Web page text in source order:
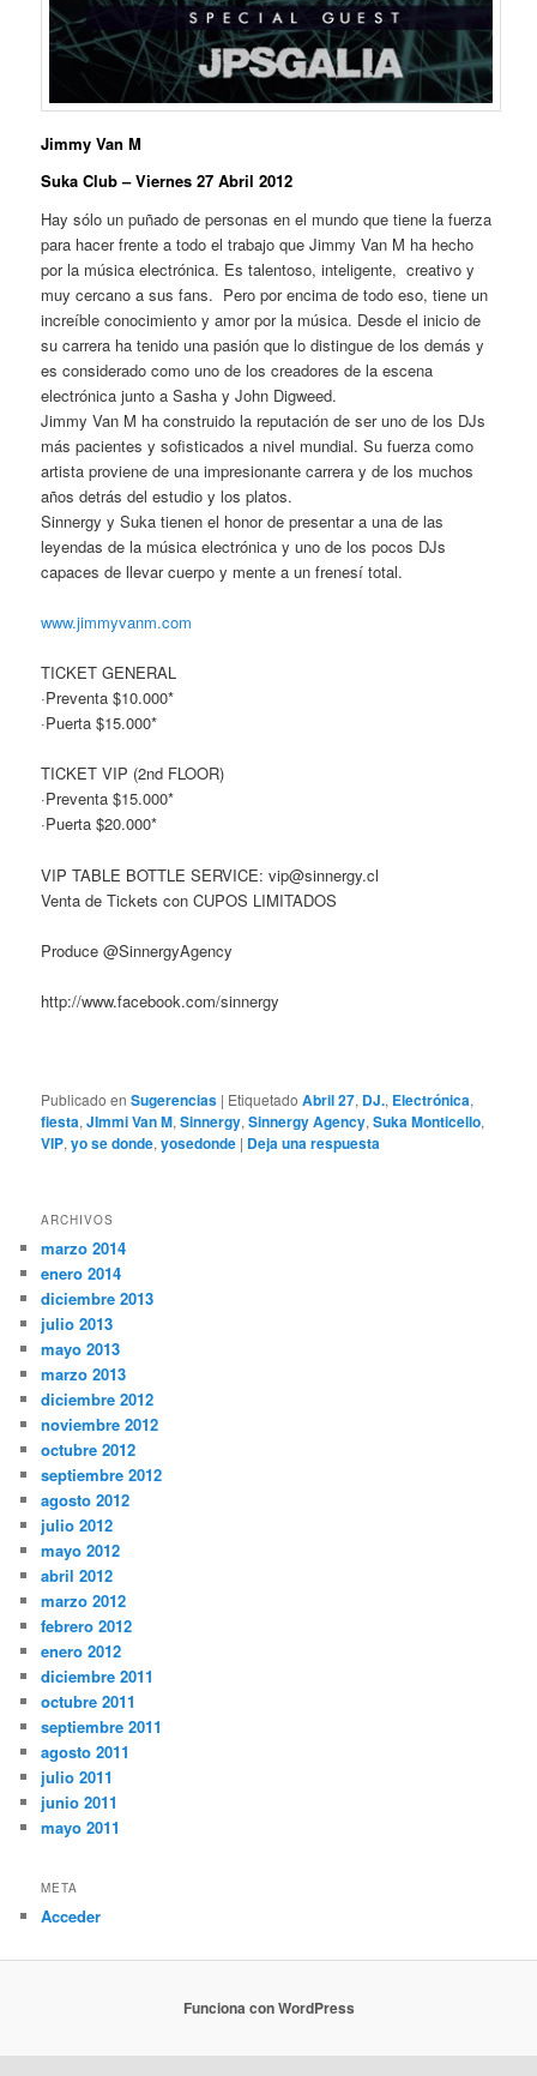
Jimmy Van M
Suka Club – Viernes 27 Abril 2012
Hay sólo un puñado de personas en el mundo que tiene la fuerza
para hacer frente a todo el trabajo que Jimmy Van M ha hecho
por la música electrónica. Es talentoso, inteligente, creativo y
muy cercano a sus fans. Pero por encima de todo eso, tiene un
increíble conocimiento y amor por la música. Desde el inicio de
su carrera ha tenido una pasión que lo distingue de los demás y
es considerado como uno de los creadores de la escena
electrónica junto a Sasha y John Digweed.
Jimmy Van M ha construido la reputación de ser uno de los DJs
más pacientes y sofisticados a nivel mundial. Su fuerza como
artista proviene de una impresionante carrera y de los muchos
años detrás del estudio y los platos.
Sinnergy y Suka tienen el honor de presentar a una de las
leyendas de la música electrónica y uno de los pocos DJs
capaces de llevar cuerpo y mente a un frenesí total.
www.jimmyvanm.com
TICKET GENERAL
·Preventa $10.000*
·Puerta $15.000*
TICKET VIP (2nd FLOOR)
·Preventa $15.000*
·Puerta $20.000*
VIP TABLE BOTTLE SERVICE: vip@sinnergy.cl
Venta de Tickets con CUPOS LIMITADOS
Produce @SinnergyAgency
http://www.facebook.com/sinnergy
Publicado en Sugerencias | Etiquetado Abril 27, DJ., Electrónica,
fiesta,JImmi Van M,Sinnergy,Sinnergy Agency,Suka Monticello,
VIP,yo se donde,yosedonde | Deja una respuesta
ARCHIVOS
marzo 2014
enero 2014
diciembre 2013
julio 2013
mayo 2013
marzo 2013
diciembre 2012
noviembre 2012
octubre 2012
septiembre 2012
agosto 2012
julio 2012
mayo 2012
abril 2012
marzo 2012
febrero 2012
enero 2012
diciembre 2011
octubre 2011
septiembre 2011
agosto 2011
julio 2011
junio 2011
mayo 2011
META
Acceder
Funciona con WordPress